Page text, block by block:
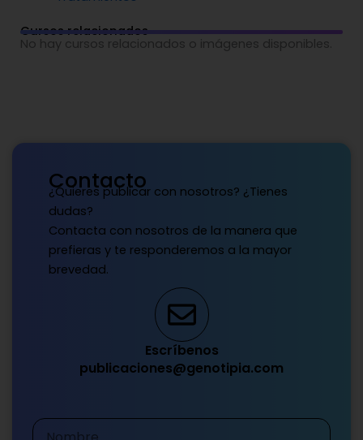
Cursos relacionados
No hay cursos relacionados o imágenes disponibles.
Contacto
¿Quieres publicar con nosotros? ¿Tienes
dudas?
Contacta con nosotros de la manera que
prefieras y te responderemos a la mayor
brevedad.
Escríbenos
publicaciones@genotipia.com
Nombre